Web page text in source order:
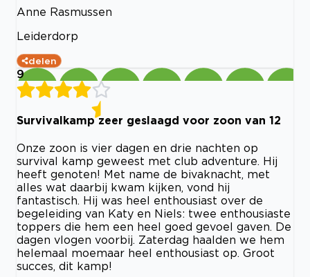
Anne Rasmussen
Leiderdorp
delen
9
Survivalkamp zeer geslaagd voor zoon van 12
Onze zoon is vier dagen en drie nachten op
survival kamp geweest met club adventure. Hij
heeft genoten! Met name de bivaknacht, met
alles wat daarbij kwam kijken, vond hij
fantastisch. Hij was heel enthousiast over de
begeleiding van Katy en Niels: twee enthousiaste
toppers die hem een heel goed gevoel gaven. De
dagen vlogen voorbij. Zaterdag haalden we hem
helemaal moemaar heel enthousiast op. Groot
succes, dit kamp!